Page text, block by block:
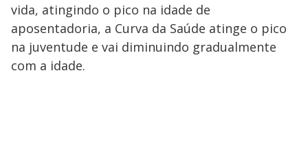
vida, atingindo o pico na idade de
aposentadoria, a Curva da Saúde atinge o pico
na juventude e vai diminuindo gradualmente
com a idade.